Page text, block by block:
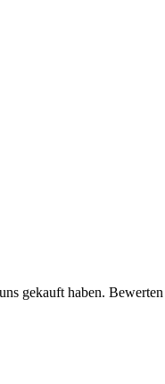
gekauft haben.